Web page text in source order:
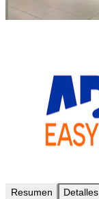
Resumen Detalles